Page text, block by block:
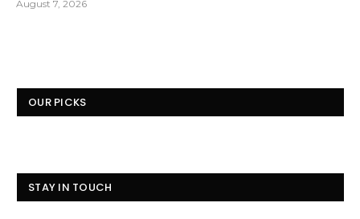
August 7, 2026
OUR PICKS
STAY IN TOUCH